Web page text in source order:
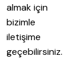
almak için
bizimle
iletişime
geçebilirsiniz.